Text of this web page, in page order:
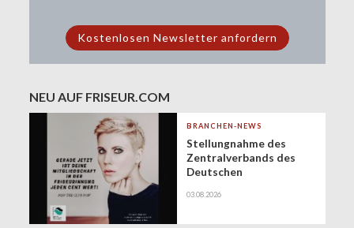
NEU AUF FRISEUR.COM
BRANCHEN-NEWS
Stellungnahme des
Zentralverbands des
Deutschen
Zukunft der
03.08.2026